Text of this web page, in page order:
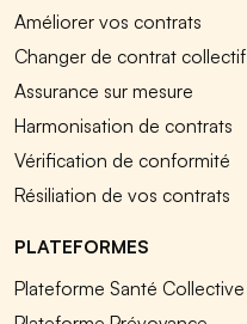
Améliorer vos contrats
Changer de contrat collectif
Assurance sur mesure
Harmonisation de contrats
Vérification de conformité
Résiliation de vos contrats
PLATEFORMES
Plateforme Santé Collective